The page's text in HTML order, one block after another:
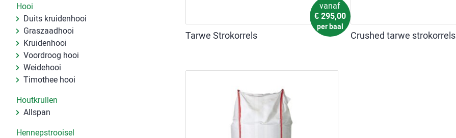
vanaf
€ 295,00
per baal
Tarwe Strokorrels Crushed tarwe strokorrels
Hooi
Duits kruidenhooi
Graszaadhooi
Kruidenhooi
Voordroog hooi
Weidehooi
Timothee hooi
Houtkrullen
Allspan
Hennepstrooisel